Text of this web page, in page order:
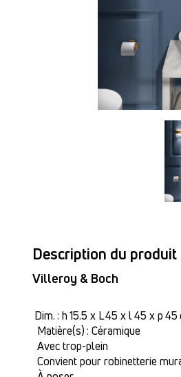
Description du produit
Villeroy & Boch
Dim. : h 15.5 x L 45 x l 45 x p 45
Matière(s) : Céramique
Avec trop-plein
Convient pour robinetterie